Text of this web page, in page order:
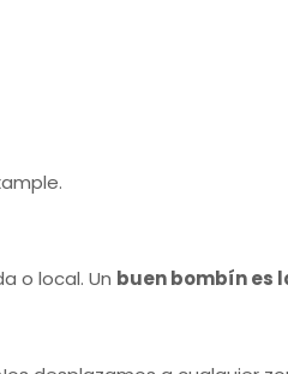
o local. Un buen bombín es